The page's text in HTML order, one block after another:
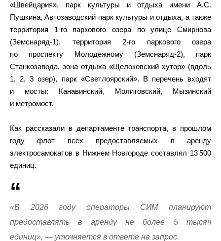
«Швейцария», парк культуры и отдыха имени А.С.
Пушкина, Автозаводский парк культуры и отдыха, а также
территория 1-го паркового озера по улице Смирнова
(Земснаряд-1), территория 2-го паркового озера
по проспекту Молодежному (Земснаряд-2), парк
Станкозавода, зона отдыха «Щелоковский хутор» (вдоль
1, 2, 3 озер), парк «Светлоярский». В перечень входят
и мосты: Канавинский, Молитовский, Мызинский
и метромост.
Как рассказали в департаменте транспорта, в прошлом
году флот всех предоставляемых в аренду
электросамокатов в Нижнем Новгороде составлял 13 500
единиц.
«В 2026 году операторы СИМ планируют
предоставлять в аренду не более 5 тысяч
единиц», — уточняется в ответе на запрос.